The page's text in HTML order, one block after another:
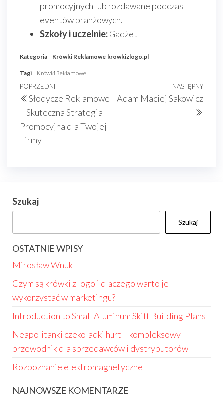
promocyjnych lub rozdawane podczas
eventów branżowych.
Szkoły i uczelnie:Gadżet
Kategoria Krówki Reklamowe krowkizlogo.pl
Tagi Krówki Reklamowe
Nawigacja
wpisu
Poprzedni
wpis
POPRZEDNI
Słodycze Reklamowe
– Skuteczna Strategia
Promocyjna dla Twojej
Firmy
wpis
NASTĘPNY
Adam Maciej Sakowicz
Szukaj
Szukaj
OSTATNIE WPISY
Mirosław Wnuk
Czym są krówki z logo i dlaczego warto je
wykorzystać w marketingu?
Introduction to Small Aluminum Skiff Building Plans
Neapolitanki czekoladki hurt – kompleksowy
przewodnik dla sprzedawców i dystrybutorów
Rozpoznanie elektromagnetyczne
NAJNOWSZE KOMENTARZE